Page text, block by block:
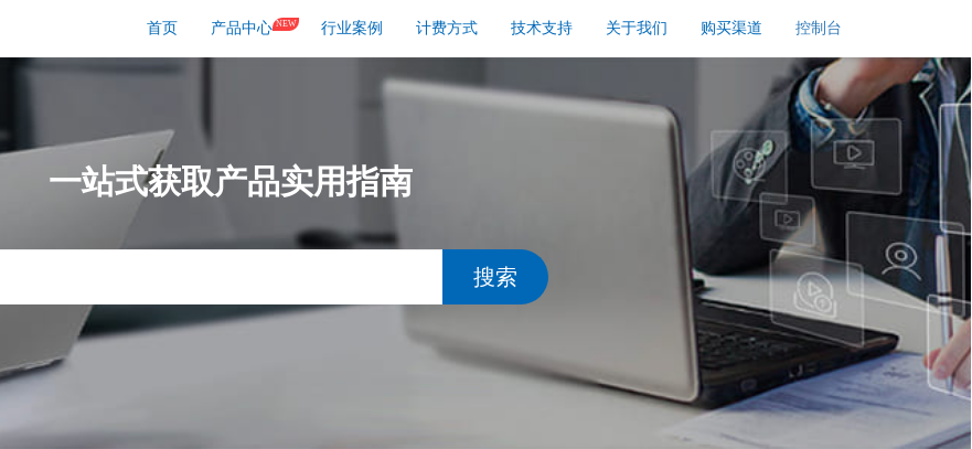
首页 产品中心 NEW 行业案例 计费方式 技术支持 关于我们 购买渠道 控制台
一站式获取产品实用指南
搜索